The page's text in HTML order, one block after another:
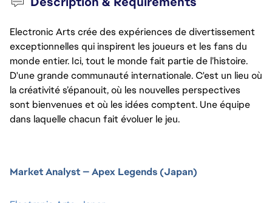
Electronic Arts crée des expériences de divertissement
exceptionnelles qui inspirent les joueurs et les fans du
monde entier. Ici, tout le monde fait partie de l’histoire.
D'une grande communauté internationale. C'est un lieu où
la créativité s’épanouit, où les nouvelles perspectives
sont bienvenues et où les idées comptent. Une équipe
dans laquelle chacun fait évoluer le jeu.
Market Analyst — Apex Legends (Japan)